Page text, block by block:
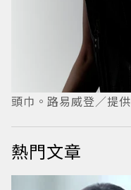
頭巾。路易威登／提供
熱門文章